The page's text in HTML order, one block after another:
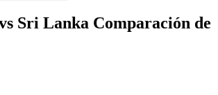
Sri Lanka Comparación de